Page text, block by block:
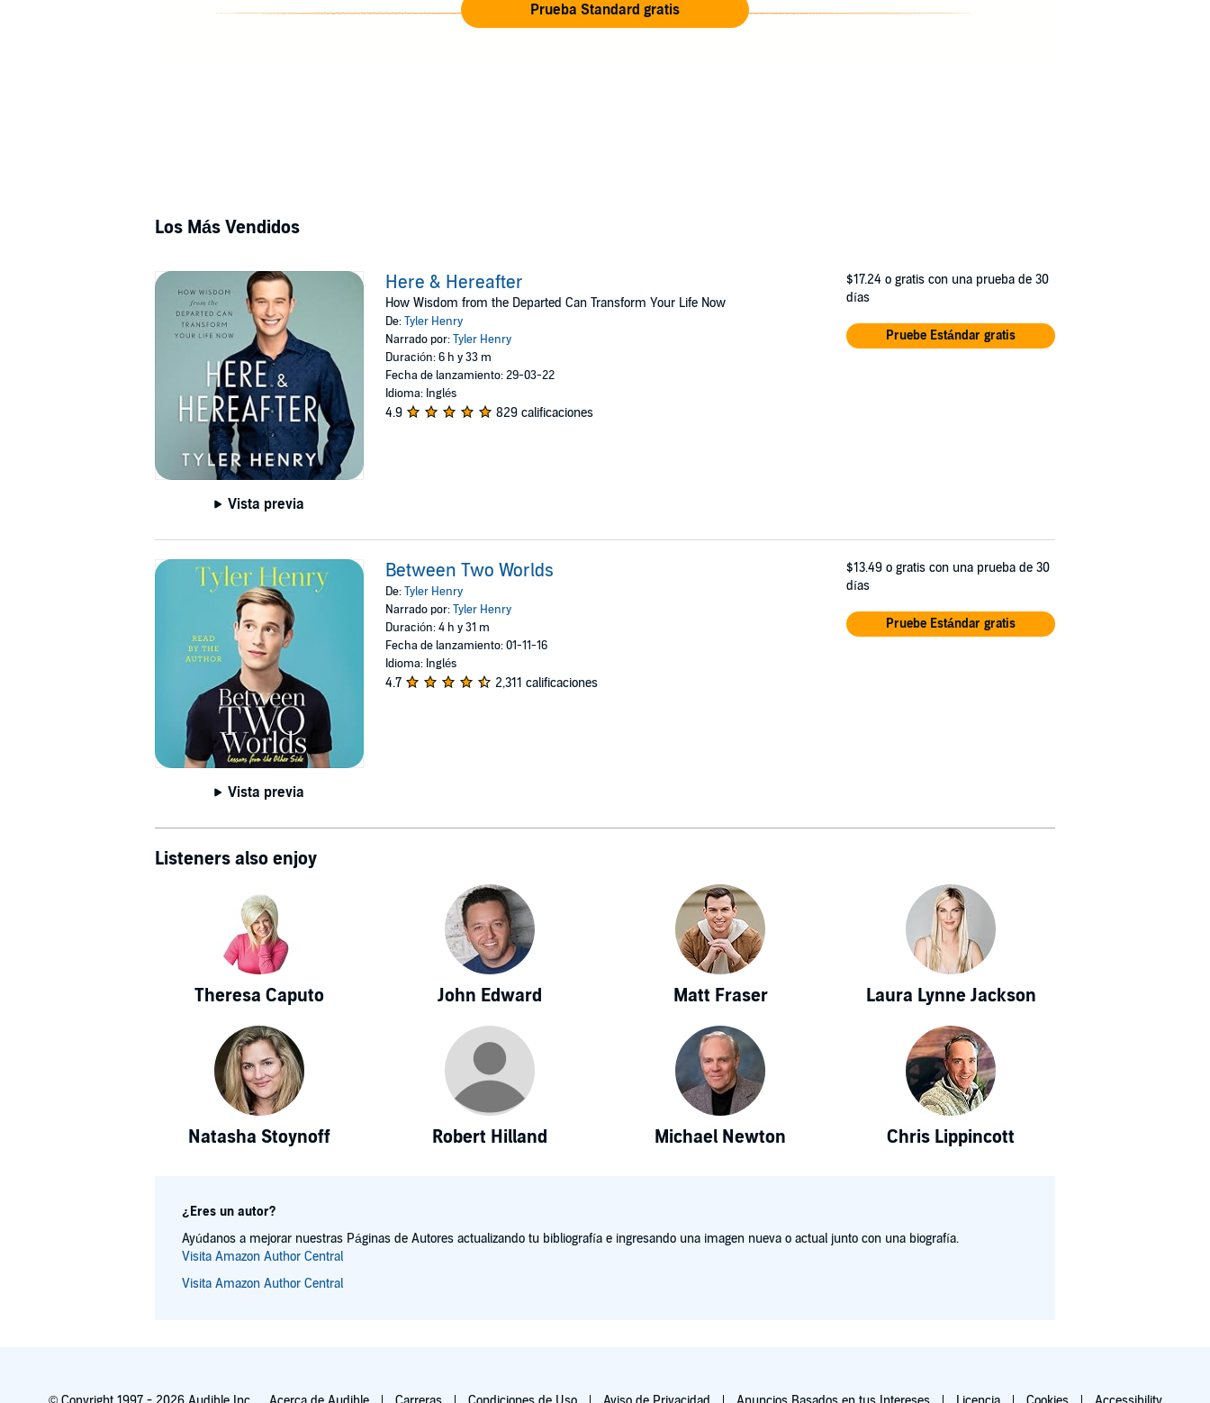
Prueba Standard gratis
Los Más Vendidos
Vista previa
Here & Hereafter
How Wisdom from the Departed Can Transform Your Life Now
De:Tyler Henry
Narrado por:Tyler Henry
Duración: 6 h y 33 m
Fecha de lanzamiento: 29-03-22
Idioma: Inglés
4.9 829 calificaciones
$17.24 o gratis con una prueba de 30
días
Pruebe Estándar gratis
Vista previa
Between Two Worlds
De:Tyler Henry
Narrado por:Tyler Henry
Duración: 4 h y 31 m
Fecha de lanzamiento: 01-11-16
Idioma: Inglés
4.7 2,311 calificaciones
$13.49 o gratis con una prueba de 30
días
Pruebe Estándar gratis
Listeners also enjoy
Theresa Caputo John Edward Matt Fraser Laura Lynne Jackson
Natasha Stoynoff Robert Hilland Michael Newton Chris Lippincott
¿Eres un autor?
Ayúdanos a mejorar nuestras Páginas de Autores actualizando tu bibliografía e ingresando una imagen nueva o actual junto con una biografía.
Visita Amazon Author Central
Visita Amazon Author Central